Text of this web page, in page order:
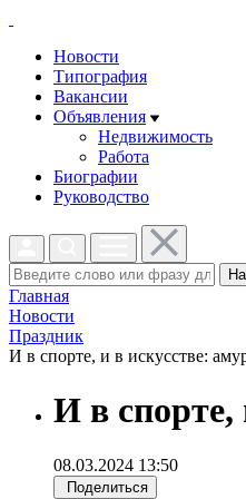
Новости
Типография
Вакансии
Объявления
Недвижимость
Работа
Биографии
Руководство
Главная
Новости
Праздник
И в спорте, и в искусстве:
И в спорте,
08.03.2024 13:50
Поделиться